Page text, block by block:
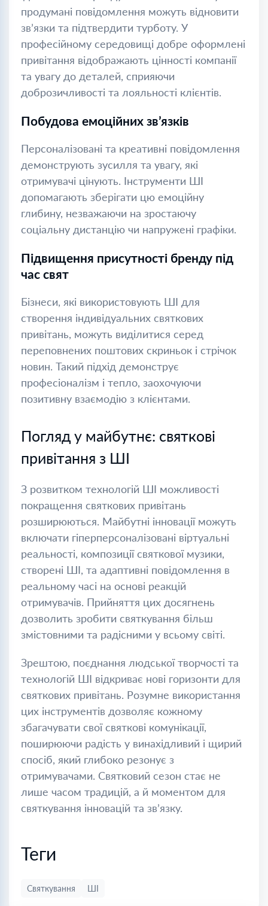
продумані повідомлення можуть відновити
зв’язки та підтвердити турботу. У
професійному середовищі добре оформлені
привітання відображають цінності компанії
та увагу до деталей, сприяючи
доброзичливості та лояльності клієнтів.
Побудова емоційних зв’язків
Персоналізовані та креативні повідомлення
демонструють зусилля та увагу, які
отримувачі цінують. Інструменти ШІ
допомагають зберігати цю емоційну
глибину, незважаючи на зростаючу
соціальну дистанцію чи напружені графіки.
Підвищення присутності бренду під
час свят
Бізнеси, які використовують ШІ для
створення індивідуальних святкових
привітань, можуть виділитися серед
переповнених поштових скриньок і стрічок
новин. Такий підхід демонструє
професіоналізм і тепло, заохочуючи
позитивну взаємодію з клієнтами.
Погляд у майбутнє: святкові
привітання з ШІ
З розвитком технологій ШІ можливості
покращення святкових привітань
розширюються. Майбутні інновації можуть
включати гіперперсоналізовані віртуальні
реальності, композиції святкової музики,
створені ШІ, та адаптивні повідомлення в
реальному часі на основі реакцій
отримувачів. Прийняття цих досягнень
дозволить зробити святкування більш
змістовними та радісними у всьому світі.
Зрештою, поєднання людської творчості та
технологій ШІ відкриває нові горизонти для
святкових привітань. Розумне використання
цих інструментів дозволяє кожному
збагачувати свої святкові комунікації,
поширюючи радість у винахідливий і щирий
спосіб, який глибоко резонує з
отримувачами. Святковий сезон стає не
лише часом традицій, а й моментом для
святкування інновацій та зв’язку.
Теги
Святкування ШІ